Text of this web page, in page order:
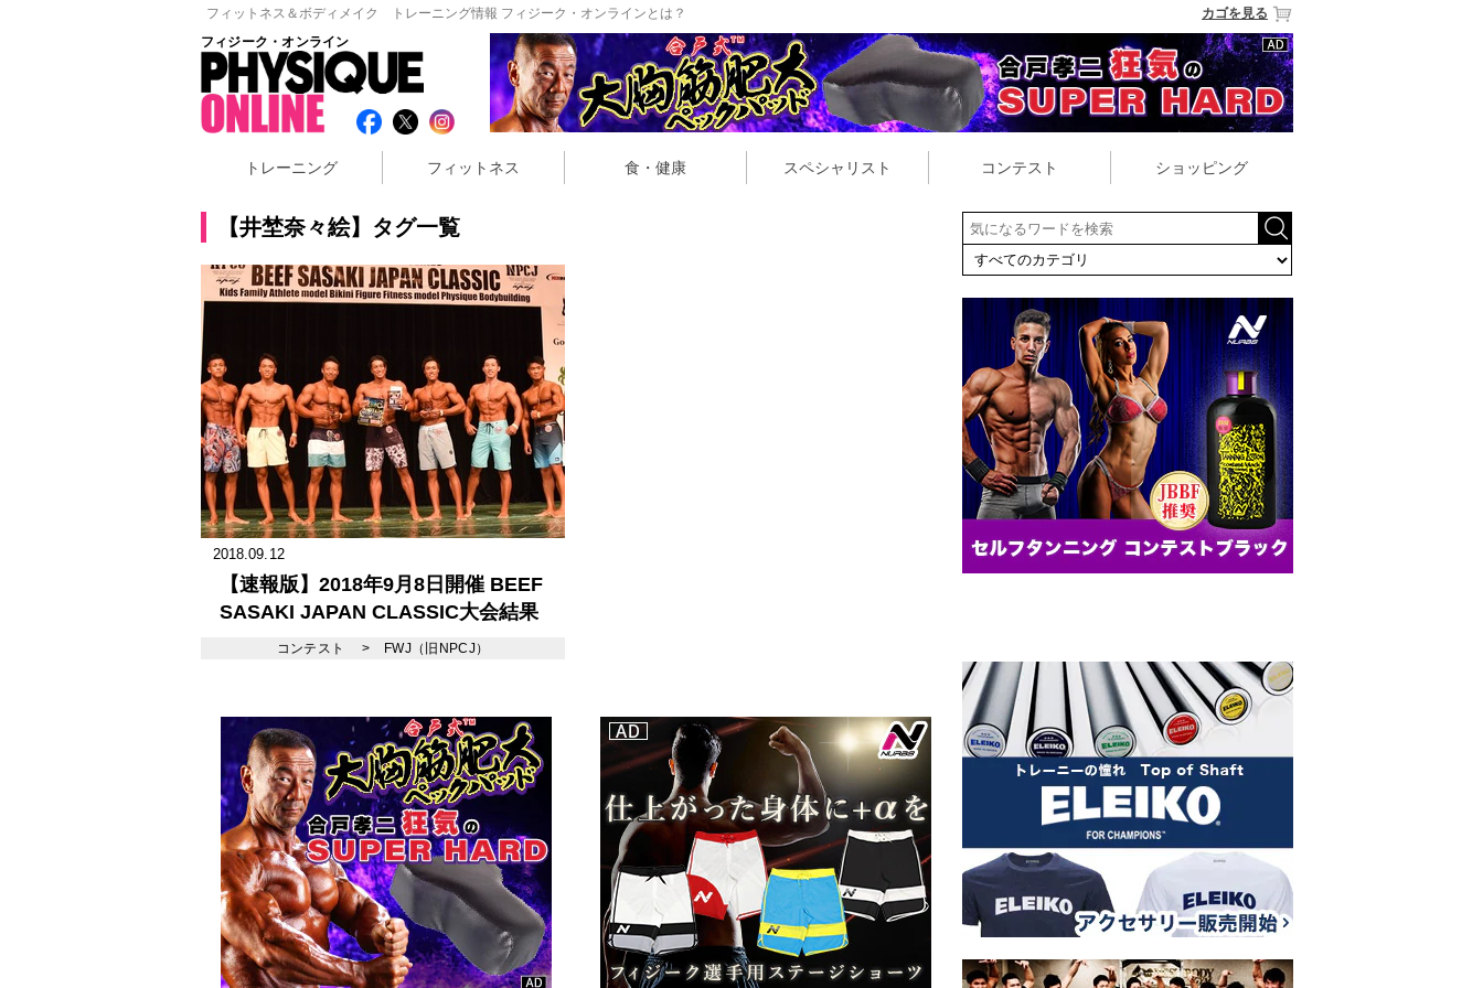
フィットネス＆ボディメイク トレーニング情報 フィジーク・オンラインとは？
カゴを見る
フィジーク・オンライン
トレーニング フィットネス 食・健康 スペシャリスト コンテスト ショッピング
【井埜奈々絵】タグ一覧
2018.09.12
【速報版】2018年9月8日開催 BEEF
SASAKI JAPAN CLASSIC大会結果
コンテスト > FWJ（旧NPCJ）